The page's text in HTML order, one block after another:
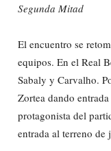
Segunda Mitad
El encuentro se
equipos. En el Real
Sabaly y Carvalho.
Zortea dando
protagonista del
entrada al terreno de